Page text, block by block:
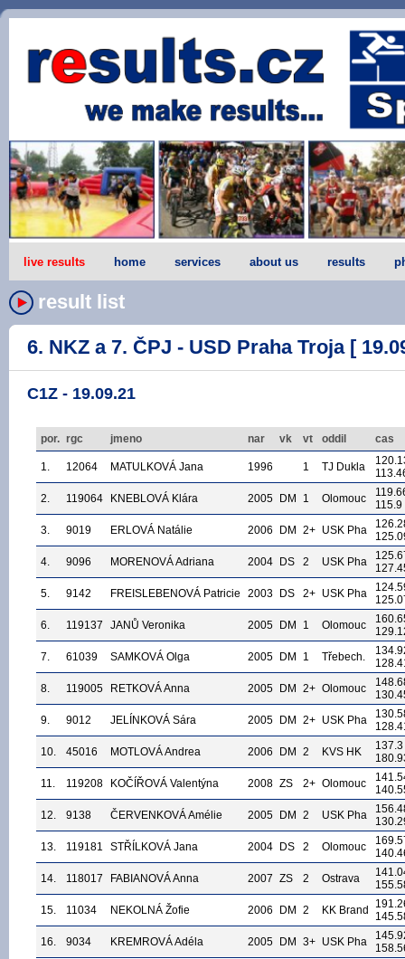
live results home services about us results
result list
6. NKZ a 7. ČPJ - USD Praha Troja [
C1Z - 19.09.21
por. rgc jmeno nar vk vt oddil cas
1. 12064 MATULKOVÁ Jana 1996 1 TJ Dukla
2.
119064 KNEBLOVÁ Klára 2005 DM 1 Olomouc
115.9
3.
9019 ERLOVÁ Natálie 2006 DM 2+ USK Pha
4.
9096 MORENOVÁ Adriana 2004 DS 2 USK Pha
5.
9142 FREISLEBENOVÁ Patricie 2003 DS 2+ USK Pha
6.
119137 JANŮ Veronika 2005 DM 1 Olomouc
7.
61039 SAMKOVÁ Olga 2005 DM 1 Třebech.
8.
119005 RETKOVÁ Anna 2005 DM 2+ Olomouc
9.
9012 JELÍNKOVÁ Sára 2005 DM 2+ USK Pha
10.
45016 MOTLOVÁ Andrea 2006 DM 2 KVS HK
137.3
11.
119208 KOČÍŘOVÁ Valentýna 2008 ZS 2+ Olomouc
12.
9138 ČERVENKOVÁ Amélie 2005 DM 2 USK Pha
13.
119181 STŘÍLKOVÁ Jana 2004 DS 2 Olomouc
14.
118017 FABIANOVÁ Anna 2007 ZS 2 Ostrava
15.
11034 NEKOLNÁ Žofie 2006 DM 2 KK Brand
16.
9034 KREMROVÁ Adéla 2005 DM 3+ USK Pha